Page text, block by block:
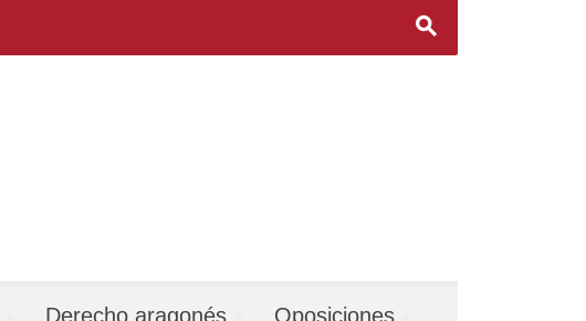
s
Derecho aragonés Oposiciones